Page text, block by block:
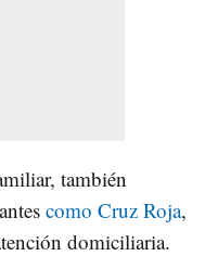
también
como Cruz Roja,
domiciliaria.